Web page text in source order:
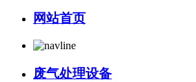
网站首页
废气处理设备